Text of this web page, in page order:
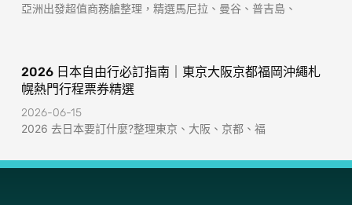
亞洲出發超值商務艙整理，精選馬尼拉、曼谷、普吉島、
2026 日本自由行必訂指南｜東京大阪京都福岡沖繩札
幌熱門行程票券精選
2026-06-15
2026 去日本要訂什麼?整理東京、大阪、京都、福